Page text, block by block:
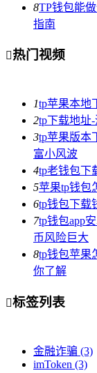
8TP钱包能
指南
热门视频
1tp苹果本地
2tp下载地址
3tp苹果版本
富小风波
4tp老钱包下
5苹果tp钱包
6tp钱包下载
7tp钱包app
币风险巨大
8tp钱包苹果
你了解
标签列表
金融诈骗 (3)
imToken (3)